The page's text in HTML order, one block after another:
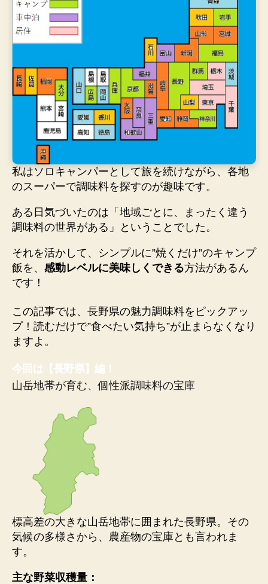
私はソロキャンパーとして旅を続けながら、各地
のスーパーで調味料を探すのが趣味です。
ある日気づいたのは「地域ごとに、まったく違う
調味料の世界がある」ということでした。
それを活かして、シンプルに”焼くだけ”のキャンプ
飯を、 感動レベルに美味しくできる方法があるん
です！
この記事では、長野県の魅力調味料をピックアッ
プ！読むだけで”食べたい気持ち”が止まらなくなり
ますよ。
今回は【長野県】編！
山岳地帯が育む、個性派調味料の宝庫
標高差の大きな山岳地帯に囲まれた長野県。その
気候の多様さから、農産物の宝庫とも言われま
す。
主な野菜収穫量：